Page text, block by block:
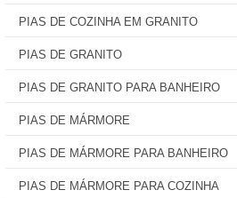
PIAS DE COZINHA EM GRANITO
PIAS DE GRANITO
PIAS DE GRANITO PARA BANHEIRO
PIAS DE MÁRMORE
PIAS DE MÁRMORE PARA BANHEIRO
PIAS DE MÁRMORE PARA COZINHA